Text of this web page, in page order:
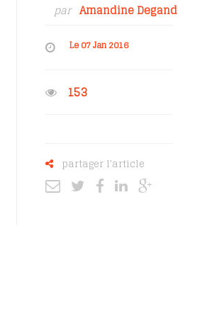
par Amandine Degand
Le 07 Jan 2016
153
partager l'article